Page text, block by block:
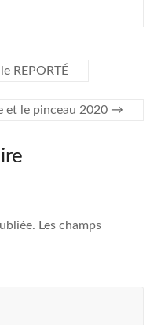
REPORTÉ
et le pinceau 2020 →
Les champs